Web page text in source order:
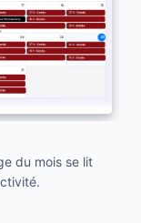
du mois se lit